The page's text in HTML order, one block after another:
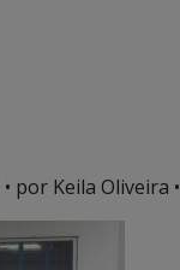
• por Keila Oliveira •